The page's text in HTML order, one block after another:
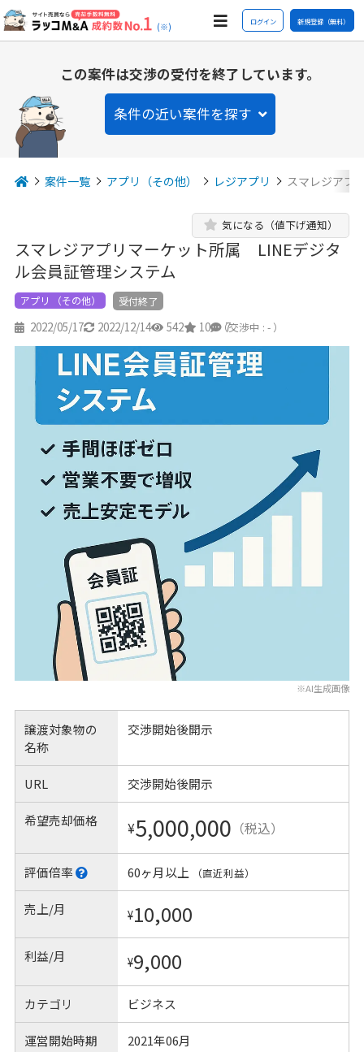
(※) ログイン 新規登録（無料）
この案件は交渉の受付を終了しています。
条件の近い案件を探す
案件一覧 アプリ（その他） レジアプリ スマレジアプ
スマレジアプリマーケット所属 LINEデジタ
ル会員証管理システム
気になる（値下げ通知）
アプリ （その他） 受付終了
2022/05/17 2022/12/14 542 10 7
（交渉中 : - ）
※AI生成画像
譲渡対象物の
名称
交渉開始後開示
URL 交渉開始後開示
希望売却価格 ¥5,000,000 （税込）
評価倍率 60ヶ月以上 （直近利益）
売上/月 ¥10,000
利益/月 ¥9,000
カテゴリ ビジネス
運営開始時期 2021年06月